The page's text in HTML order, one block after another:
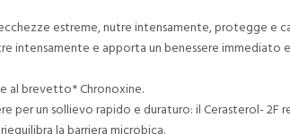
estreme, nutre intensamente, protegge e
intensamente e apporta un benessere immediato
al brevetto* Chronoxine.
per un sollievo rapido e duraturo: il Cerasterol- 2F
la barriera microbica.